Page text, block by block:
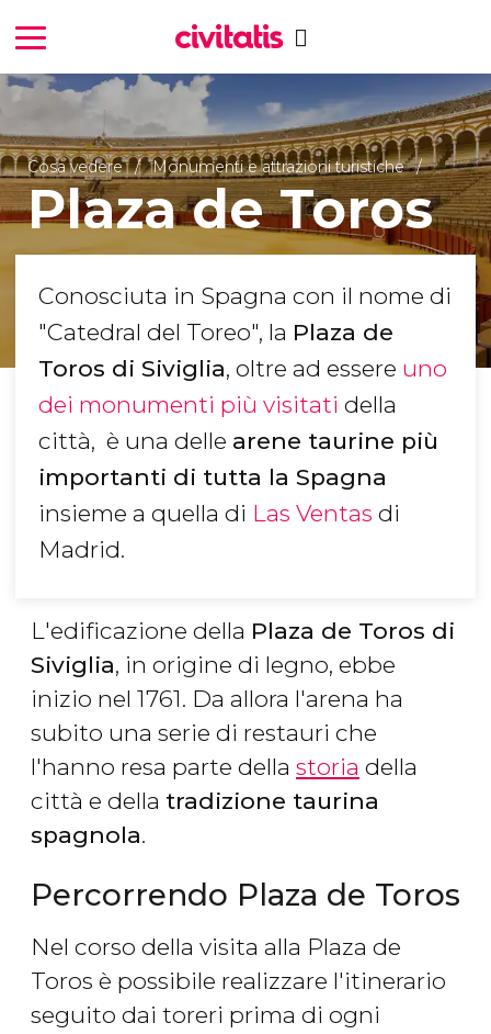
Cosa vedere Monumenti e attrazioni turistiche
Plaza de Toros
Conosciuta in Spagna con il nome di
"Catedral del Toreo", la Plaza de
Toros di Siviglia, oltre ad essere uno
dei monumenti più visitati della
città, è una delle arene taurine più
importanti di tutta la Spagna
insieme a quella di Las Ventas di
Madrid.
L'edificazione della Plaza de Toros di
Siviglia, in origine di legno, ebbe
inizio nel 1761. Da allora l'arena ha
subito una serie di restauri che
l'hanno resa parte della storia della
città e della tradizione taurina
spagnola.
Percorrendo Plaza de Toros
Nel corso della visita alla Plaza de
Toros è possibile realizzare l'itinerario
seguito dai toreri prima di ogni